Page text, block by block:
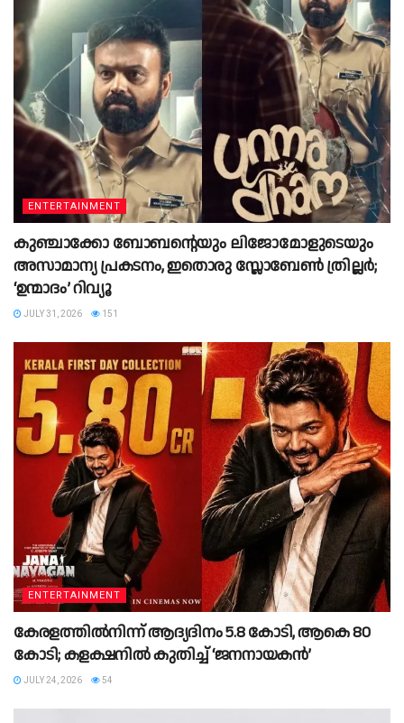
ENTERTAINMENT
കുഞ്ചാക്കോ ബോബൻ്റെയും ലിജോമോളുടെയും
അസാമാന്യ പ്രകടനം, ഇതൊരു സ്ലോബേൺ ത്രില്ലർ;
‘ഉന്മാദം’ റിവ്യൂ
JULY 31, 2026 151
ENTERTAINMENT
കേരളത്തിൽനിന്ന് ആദ്യദിനം 5.8 കോടി, ആകെ 80
കോടി; കളക്ഷനിൽ കുതിച്ച് ‘ജനനായകൻ’
JULY 24, 2026 54